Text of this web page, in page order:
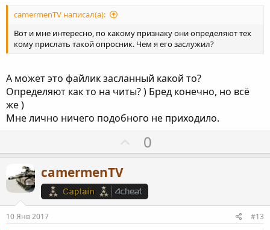
ы
й
о
л
с
camermenTV написал(а):
Вот и мне интересно, по какому признаку они определяют тех
кому прислать такой опросник. Чем я его заслужил?
А может это файлик засланный какой то?
Определяют как то на читы? ) Бред конечно, но всё
же )
Мне лично ничего подобного не приходило.
П
о
и
т
0
camermenTV
10 Янв 2017 #13